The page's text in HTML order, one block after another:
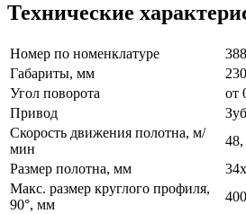
Технические
Номер по номенклатуре
Габариты, мм
Угол поворота
от
Привод
Скорость движения полотна, м/
мин
48,
Размер полотна, мм
Макс. размер круглого профиля,
90°, мм
400